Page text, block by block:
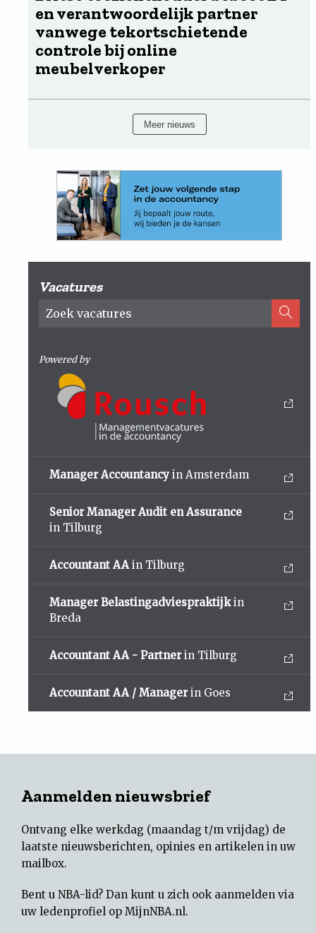
en verantwoordelijk partner
vanwege tekortschietende
controle bij online
meubelverkoper
Meer nieuws
Vacatures
Powered by
Manager Accountancy in Amsterdam
Senior Manager Audit en Assurance
in Tilburg
Accountant AAin Tilburg
Manager Belastingadviespraktijkin
Breda
Accountant AA - Partner in Tilburg
Accountant AA / Manager in Goes
Aanmelden nieuwsbrief
Ontvang elke werkdag (maandag t/m vrijdag) de
laatste nieuwsberichten, opinies en artikelen in uw
mailbox.
Bent u NBA-lid? Dan kunt u zich ook aanmelden via
uw ledenprofiel op MijnNBA.nl.